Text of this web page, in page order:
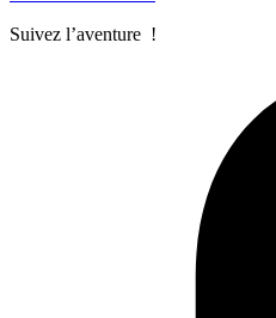
Suivez l’aventure !